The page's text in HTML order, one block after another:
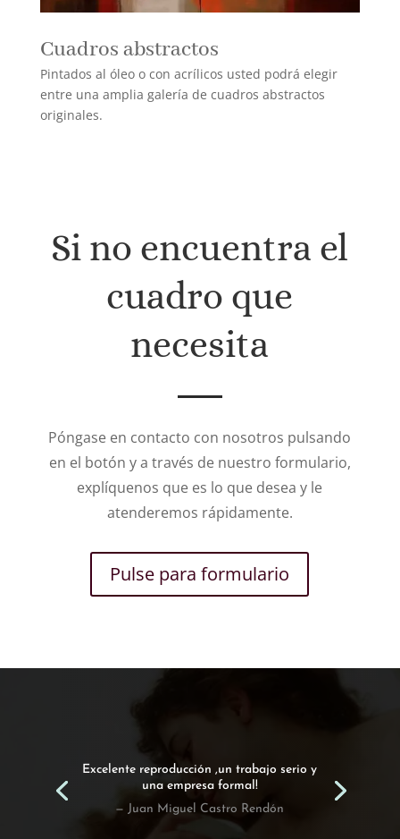
Cuadros abstractos
Pintados al óleo o con acrílicos usted podrá elegir
entre una amplia galería de cuadros abstractos
originales.
Si no encuentra el
cuadro que
necesita
Póngase en contacto con nosotros pulsando
en el botón y a través de nuestro formulario,
explíquenos que es lo que desea y le
atenderemos rápidamente.
Pulse para formulario
Excelente reproducción ,un trabajo serio y
una empresa formal!
— Juan Miguel Castro Rendón